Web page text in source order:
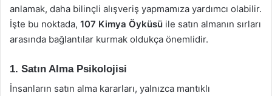
anlamak, daha bilinçli alışveriş yapmamıza yardımcı olabilir.
İşte bu noktada, 107 Kimya Öyküsü ile satın almanın sırları
arasında bağlantılar kurmak oldukça önemlidir.
1. Satın Alma Psikolojisi
İnsanların satın alma kararları, yalnızca mantıklı